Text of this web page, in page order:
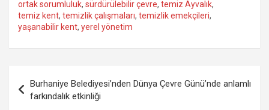
ortak sorumluluk, sürdürülebilir çevre, temiz Ayvalık,
temiz kent, temizlik çalışmaları, temizlik emekçileri,
yaşanabilir kent, yerel yönetim
gezinmesi
Burhaniye Belediyesi’nden Dünya Çevre Günü’nde anlamlı
farkındalık etkinliği